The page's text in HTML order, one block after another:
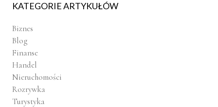
KATEGORIE ARTYKUŁÓW
Biznes
Blog
Finanse
Handel
Nieruchomości
Rozrywka
Turystyka